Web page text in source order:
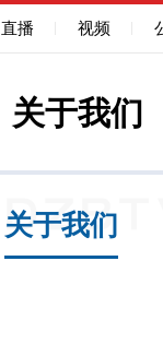
直播 视频
关于我们
关于我们